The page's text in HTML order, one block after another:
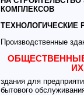
КОМПЛЕКСОВ
ТЕХНОЛОГИЧЕСКИЕ
Производственные
здания для
бытового